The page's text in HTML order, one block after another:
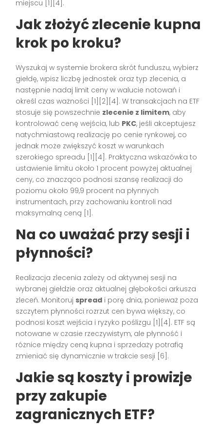
miejscu [1][4].
Jak złożyć zlecenie kupna
krok po kroku?
Wyszukaj w systemie brokera skrót funduszu, wybierz
giełdę, wpisz liczbę jednostek oraz typ zlecenia, a
następnie nadaj limit ceny w walucie notowań i
określ czas ważności [1][2][4]. W transakcjach na ETF
stosuje się powszechnie zlecenie z limitem, aby
kontrolować cenę wejścia, lub PKC, jeśli akceptujesz
natychmiastową realizację po cenie rynkowej, co
jednak może zwiększyć koszt w warunkach
szerokiego spreadu [1][4]. Praktyczna wskazówka to
ustawienie limitu około 1 procent powyżej aktualnej
ceny, co znacząco podnosi szansę realizacji do
poziomu około 99,9 procent na płynnych
instrumentach, przy zachowaniu kontroli nad
maksymalną ceną [1].
Na co uważać przy sesji i
płynności?
Realizacja zlecenia zależy od aktywnej sesji na
wybranej giełdzie oraz aktualnej głębokości arkusza
zleceń. Monitoruj spread i porę dnia, ponieważ poza
szczytem płynności rozrzut cen bywa większy, co
podnosi koszt wejścia i ryzyko poślizgu [1][4]. ETF są
notowane w czasie rzeczywistym, ale płynność i
różnice między ceną kupna i sprzedaży potrafią
zmieniać się dynamicznie w trakcie sesji [6].
Jakie są koszty i prowizje
przy zakupie
zagranicznych ETF?